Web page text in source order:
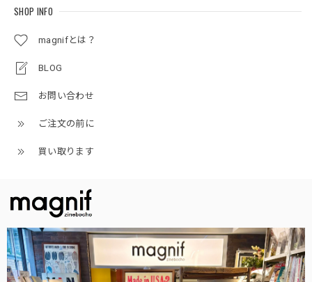
SHOP INFO
magnifとは？
BLOG
お問い合わせ
ご注文の前に
買い取ります